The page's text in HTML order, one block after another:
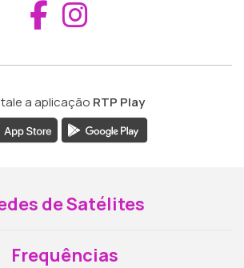
Aceder ao
a aplicação RTP Play
de Satélites
Frequências